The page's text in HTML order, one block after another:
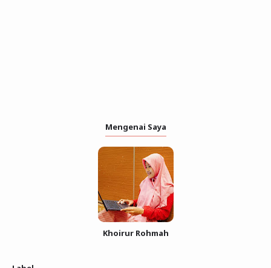
Mengenai Saya
Khoirur Rohmah